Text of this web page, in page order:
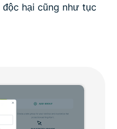
hại cũng như tục